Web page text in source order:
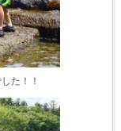
た！！